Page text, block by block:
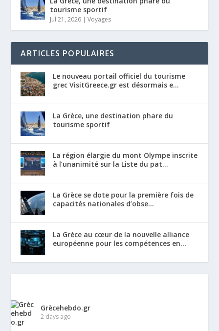
tourisme sportif
Jul 21, 2026 |Voyages
ARTICLES POPULAIRES
Le nouveau portail officiel du tourisme
grec VisitGreece.gr est désormais e...
La Grèce, une destination phare du
tourisme sportif
La région élargie du mont Olympe inscrite
à l’unanimité sur la Liste du pat...
La Grèce se dote pour la première fois de
capacités nationales d’obse...
La Grèce au cœur de la nouvelle alliance
européenne pour les compétences en...
Grècehebdo.gr
2 days ago